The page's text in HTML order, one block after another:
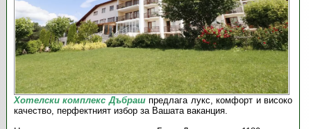
Хотелски комплекс Дъбраш предлага лукс, комфорт и високо
качество, перфектният избор за Вашата ваканция.